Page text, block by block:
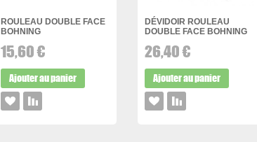
ROULEAU DOUBLE FACE
BOHNING
15,60 €
Ajouter au panier
DÉVIDOIR ROULEAU
DOUBLE FACE BOHNING
26,40 €
Ajouter au panier